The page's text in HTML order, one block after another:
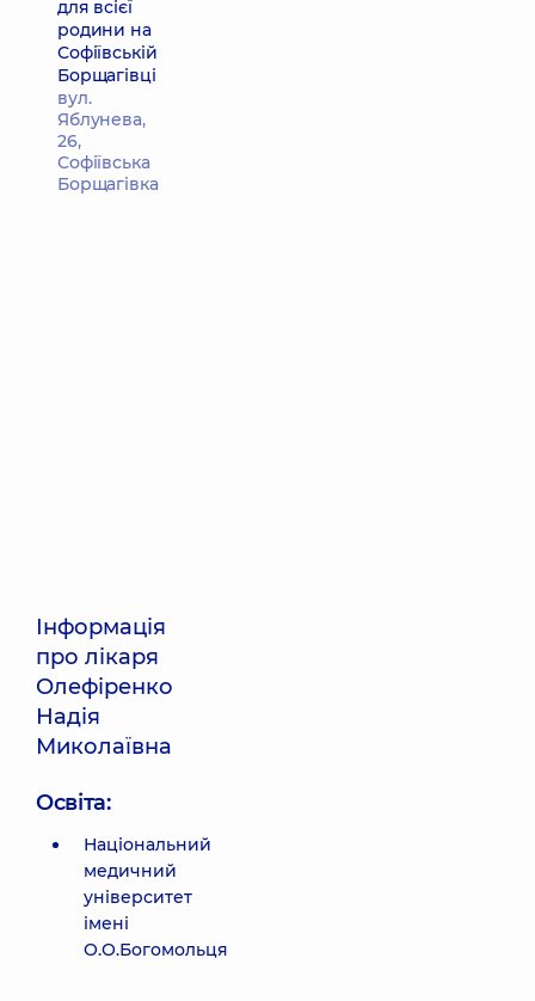
для всієї
родини на
Софіївській
Борщагівці
вул.
Яблунева,
26,
Софіївська
Борщагівка
Інформація
про лікаря
Олефіренко
Надія
Миколаївна
Освіта:
Національний
медичний
університет
імені
О.О.Богомольця